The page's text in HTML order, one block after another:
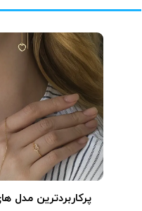
پرکاربردترین مدل